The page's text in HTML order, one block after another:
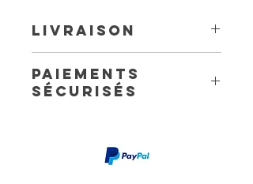
Livraison
5.60 €
Livraison en point relais à partir
Paiements
sécurisés